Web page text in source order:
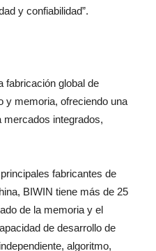
y confiabilidad”.
fabricación global de
y memoria, ofreciendo una
mercados integrados,
fabricantes de
BIWIN tiene más de 25
de la memoria y el
de desarrollo de
algoritmo,